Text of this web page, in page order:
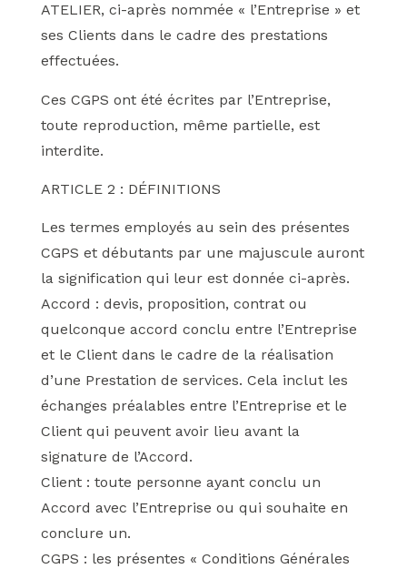
ATELIER, ci-après nommée « l’Entreprise » et
ses Clients dans le cadre des prestations
effectuées.
Ces CGPS ont été écrites par l’Entreprise,
toute reproduction, même partielle, est
interdite.
ARTICLE 2 : DÉFINITIONS
Les termes employés au sein des présentes
CGPS et débutants par une majuscule auront
la signification qui leur est donnée ci-après.
Accord : devis, proposition, contrat ou
quelconque accord conclu entre l’Entreprise
et le Client dans le cadre de la réalisation
d’une Prestation de services. Cela inclut les
échanges préalables entre l’Entreprise et le
Client qui peuvent avoir lieu avant la
signature de l’Accord.
Client : toute personne ayant conclu un
Accord avec l’Entreprise ou qui souhaite en
conclure un.
CGPS : les présentes « Conditions Générales